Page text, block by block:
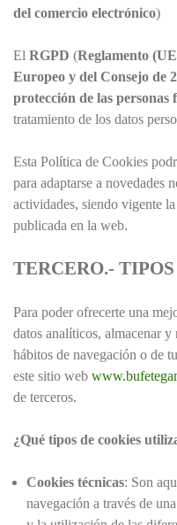
del comercio electrónico)
El RGPD (Reglamento
Europeo y del Consejo de
protección de las personas
tratamiento de los datos
Esta Política de Cookies
para adaptarse a novedades
actividades, siendo vigente
publicada en la web.
TERCERO.-
Para poder ofrecerte una
datos analíticos, almacenar
hábitos de navegación o de
este sitio web
de terceros.
¿Qué tipos de cookies
Cookies técnicas: Son
navegación a través de